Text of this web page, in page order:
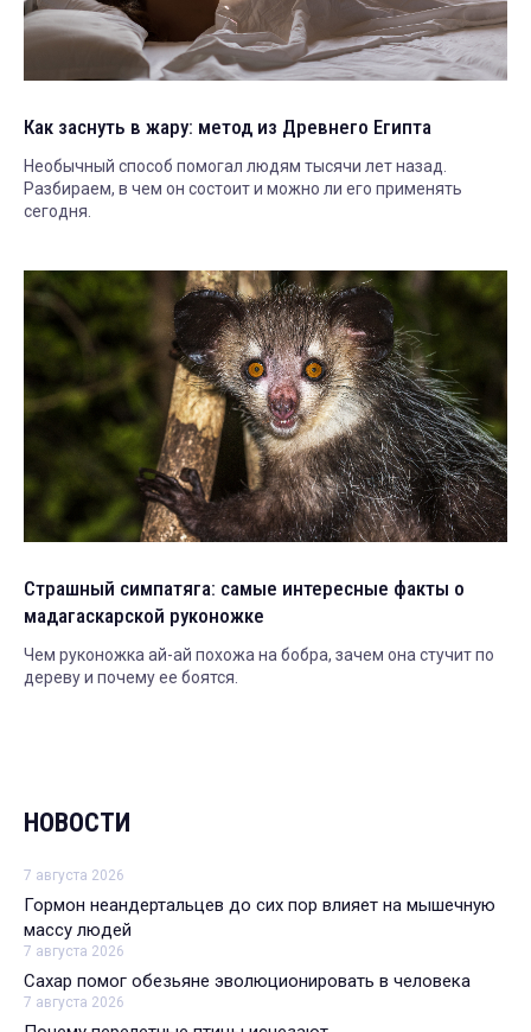
Как заснуть в жару: метод из Древнего Египта
Необычный способ помогал людям тысячи лет назад.
Разбираем, в чем он состоит и можно ли его применять
сегодня.
Страшный симпатяга: самые интересные факты о
мадагаскарской руконожке
Чем руконожка ай-ай похожа на бобра, зачем она стучит по
дереву и почему ее боятся.
НОВОСТИ
7 августа 2026
Гормон неандертальцев до сих пор влияет на мышечную
массу людей
7 августа 2026
Сахар помог обезьяне эволюционировать в человека
7 августа 2026